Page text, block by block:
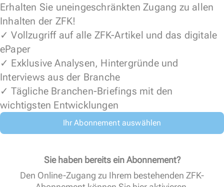
Erhalten Sie uneingeschränkten Zugang zu allen
Inhalten der ZFK!
✓ Vollzugriff auf alle ZFK-Artikel und das digitale
ePaper
✓ Exklusive Analysen, Hintergründe und
Interviews aus der Branche
✓ Tägliche Branchen-Briefings mit den
wichtigsten Entwicklungen
Ihr Abonnement auswählen
Sie haben bereits ein Abonnement?
Den Online-Zugang zu Ihrem bestehenden ZFK-